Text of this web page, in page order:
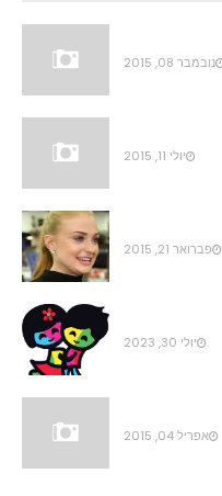
נובמבר 08, 2015
יולי 11, 2015
פברואר 21, 2015
יולי 30, 2023
אפריל 04, 2015